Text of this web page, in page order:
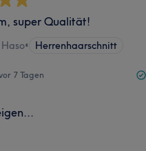
super Qualität!
• Herrenhaarschnitt
7 Tagen